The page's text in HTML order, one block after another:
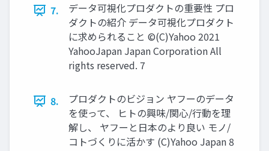
7.
データ可視化プロダクトの重要性 プロ
ダクトの紹介 データ可視化プロダクト
に求められること ©(C)Yahoo 2021
YahooJapan Japan Corporation All
rights reserved. 7
8.
プロダクトのビジョン ヤフーのデータ
を使って、 ヒトの興味/関⼼/⾏動を理
解し、 ヤフーと⽇本のより良い モノ/
コトづくりに活かす (C)Yahoo Japan 8